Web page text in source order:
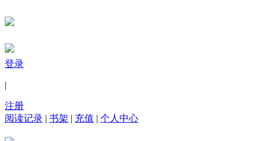
登录
|
注册
阅读记录 | 书架 | 充值 | 个人中心